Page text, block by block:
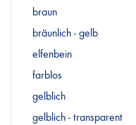
braun
bräunlich - gelb
elfenbein
farblos
gelblich
gelblich - transparent